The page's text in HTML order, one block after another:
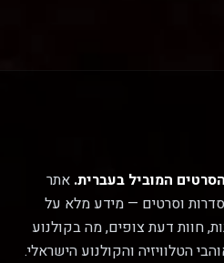
אתר
וסרטים — מידע מלא על
חוות דעת צופים, מה בקולנוע
הטלוויזיה והקולנוע הישראלי.